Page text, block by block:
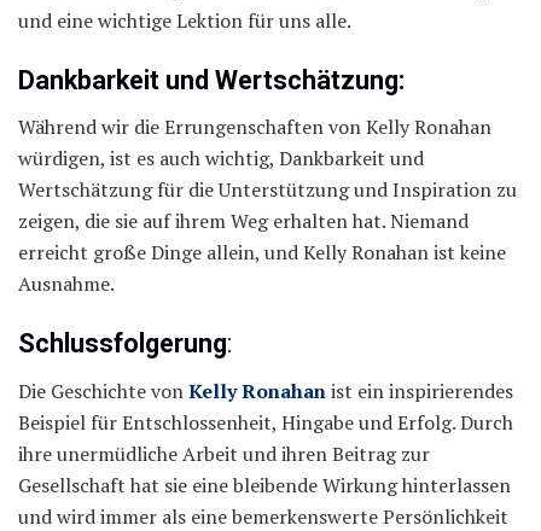
und eine wichtige Lektion für uns alle.
Dankbarkeit und Wertschätzung:
Während wir die Errungenschaften von Kelly Ronahan
würdigen, ist es auch wichtig, Dankbarkeit und
Wertschätzung für die Unterstützung und Inspiration zu
zeigen, die sie auf ihrem Weg erhalten hat. Niemand
erreicht große Dinge allein, und Kelly Ronahan ist keine
Ausnahme.
Schlussfolgerung:
Die Geschichte vonKelly Ronahanist ein inspirierendes
Beispiel für Entschlossenheit, Hingabe und Erfolg. Durch
ihre unermüdliche Arbeit und ihren Beitrag zur
Gesellschaft hat sie eine bleibende Wirkung hinterlassen
und wird immer als eine bemerkenswerte Persönlichkeit